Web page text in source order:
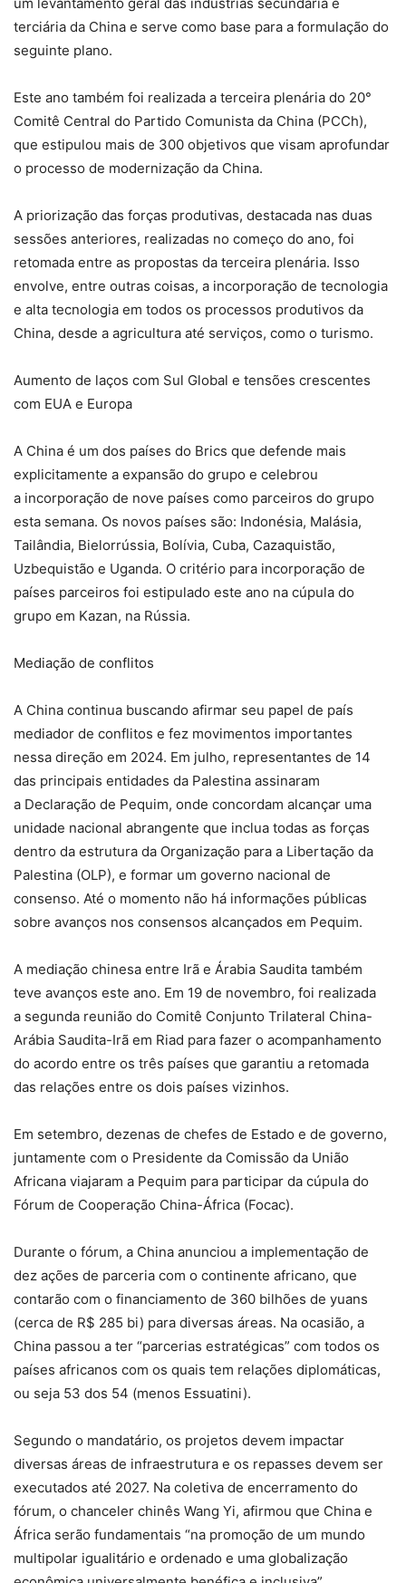
terciária da China e serve como base para a formulação do
seguinte plano.
Este ano também foi realizada a terceira plenária do 20°
Comitê Central do Partido Comunista da China (PCCh),
que estipulou mais de 300 objetivos que visam aprofundar
o processo de modernização da China.
A priorização das forças produtivas, destacada nas duas
sessões anteriores, realizadas no começo do ano, foi
retomada entre as propostas da terceira plenária. Isso
envolve, entre outras coisas, a incorporação de tecnologia
e alta tecnologia em todos os processos produtivos da
China, desde a agricultura até serviços, como o turismo.
Aumento de laços com Sul Global e tensões crescentes
com EUA e Europa
A China é um dos países do Brics que defende mais
explicitamente a expansão do grupo e celebrou
a incorporação de nove países como parceiros do grupo
esta semana. Os novos países são: Indonésia, Malásia,
Tailândia, Bielorrússia, Bolívia, Cuba, Cazaquistão,
Uzbequistão e Uganda. O critério para incorporação de
países parceiros foi estipulado este ano na cúpula do
grupo em Kazan, na Rússia.
Mediação de conflitos
A China continua buscando afirmar seu papel de país
mediador de conflitos e fez movimentos importantes
nessa direção em 2024. Em julho, representantes de 14
das principais entidades da Palestina assinaram
a Declaração de Pequim, onde concordam alcançar uma
unidade nacional abrangente que inclua todas as forças
dentro da estrutura da Organização para a Libertação da
Palestina (OLP), e formar um governo nacional de
consenso. Até o momento não há informações públicas
sobre avanços nos consensos alcançados em Pequim.
A mediação chinesa entre Irã e Árabia Saudita também
teve avanços este ano. Em 19 de novembro, foi realizada
a segunda reunião do Comitê Conjunto Trilateral China-
Arábia Saudita-Irã em Riad para fazer o acompanhamento
do acordo entre os três países que garantiu a retomada
das relações entre os dois países vizinhos.
Em setembro, dezenas de chefes de Estado e de governo,
juntamente com o Presidente da Comissão da União
Africana viajaram a Pequim para participar da cúpula do
Fórum de Cooperação China-África (Focac).
Durante o fórum, a China anunciou a implementação de
dez ações de parceria com o continente africano, que
contarão com o financiamento de 360 bilhões de yuans
(cerca de R$ 285 bi) para diversas áreas. Na ocasião, a
China passou a ter “parcerias estratégicas” com todos os
países africanos com os quais tem relações diplomáticas,
ou seja 53 dos 54 (menos Essuatini).
Segundo o mandatário, os projetos devem impactar
diversas áreas de infraestrutura e os repasses devem ser
executados até 2027. Na coletiva de encerramento do
fórum, o chanceler chinês Wang Yi, afirmou que China e
África serão fundamentais “na promoção de um mundo
multipolar igualitário e ordenado e uma globalização